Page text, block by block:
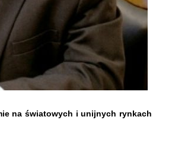
na światowych i unijnych rynkach